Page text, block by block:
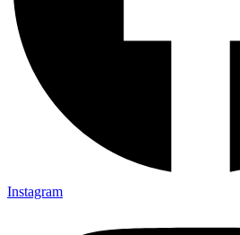
Instagram